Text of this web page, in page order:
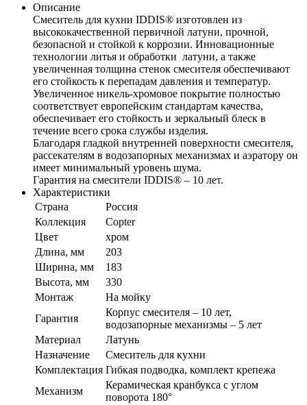
Описание
Смеситель для кухни IDDIS® изготовлен из
высококачественной первичной латуни, прочной,
безопасной и стойкой к коррозии. Инновационные
технологии литья и обработки латуни, а также
увеличенная толщина стенок смесителя обеспечивают
его стойкость к перепадам давления и температур.
Увеличенное никель-хромовое покрытие полностью
соответствует европейским стандартам качества,
обеспечивает его стойкость и зеркальный блеск в
течение всего срока службы изделия.
Благодаря гладкой внутренней поверхности смесителя,
рассекателям в водозапорных механизмах и аэратору он
имеет минимальный уровень шума.
Гарантия на смесители IDDIS® – 10 лет.
Характеристики
Страна
Россия
Коллекция
Copter
Цвет
хром
Длина, мм
203
Ширина, мм
183
Высота, мм
330
Монтаж
На мойку
Гарантия
Корпус смесителя – 10 лет,
водозапорные механизмы – 5 лет
Материал
Латунь
Назначение
Смеситель для кухни
Комплектация Гибкая подводка, комплект крепежа
Механизм
Керамическая кранбукса с углом
поворота 180°